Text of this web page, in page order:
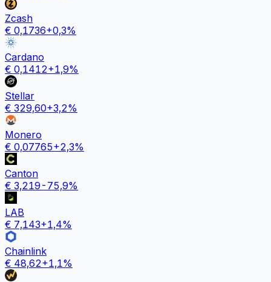
Zcash
€ 0,1736+0,3%
Cardano
€ 0,1412+1,9%
Stellar
€ 329,60+3,2%
Monero
€ 0,07765+2,3%
Canton
€ 3,219 -75,9%
LAB
€ 7,143+1,4%
Chainlink
€ 48,62+1,1%